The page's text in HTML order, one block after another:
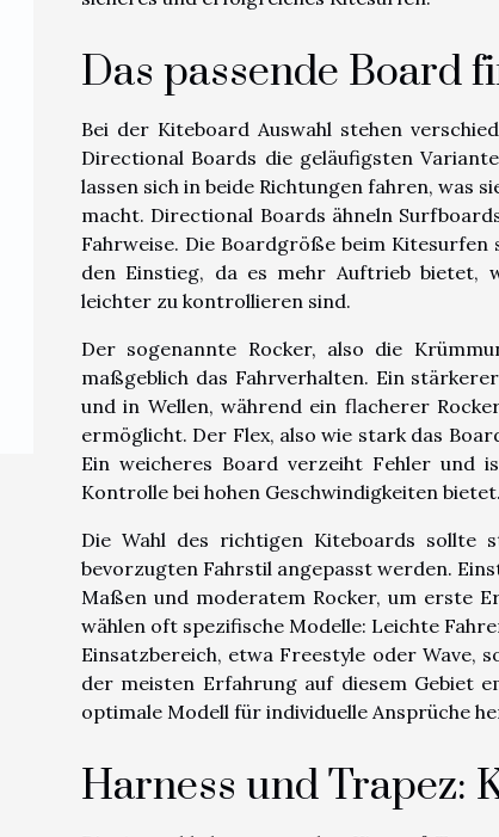
Das passende Board
Bei der Kiteboard Auswahl stehen
Directional Boards die geläufigsten
lassen sich in beide Richtungen fahren, was
macht. Directional Boards ähneln
Fahrweise. Die Boardgröße beim
den Einstieg, da es mehr Auftrieb bietet,
leichter zu kontrollieren sind.
Der sogenannte Rocker, also die
maßgeblich das Fahrverhalten. Ein
und in Wellen, während ein flacherer
ermöglicht. Der Flex, also wie stark das
Ein weicheres Board verzeiht Fehler und
Kontrolle bei hohen Geschwindigkeiten bietet.
Die Wahl des richtigen Kiteboards sollte
bevorzugten Fahrstil angepasst werden.
Maßen und moderatem Rocker, um erste
wählen oft spezifische Modelle: Leichte
Einsatzbereich, etwa Freestyle oder Wave,
der meisten Erfahrung auf diesem Gebiet
optimale Modell für individuelle Ansprüche
Harness und Trapez: